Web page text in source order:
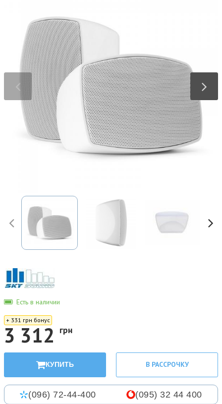
Есть в наличии
+ 331 грн бонус
3 312 грн
КУПИТЬ В РАССРОЧКУ
(096) 72-44-400 (095) 32 44 400